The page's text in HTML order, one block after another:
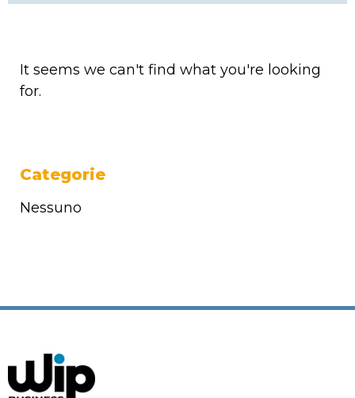
It seems we can't find what you're looking
for.
Categorie
Nessuno